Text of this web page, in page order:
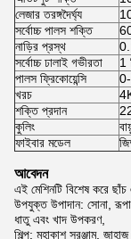
লেজার তরঙ্গদৈর্ঘ্য
সর্বোচ্চ পালস শক্তি
নাড়ির প্রস্থ
সর্বোচ্চ ঢালাই গভীরতা
1
পালস ফ্রিকোয়েন্সি
খরচ
শক্তি প্রদান
কুলিং
ফাইবার মডেল
আবেদন
এই মেশিনটি বিশেষ করে
উপযুক্ত উপাদান: সোনা, রূপা,
ধাতু এবং খাদ উপকরণ,
শিল্প: মহাকাশ সরঞ্জাম,